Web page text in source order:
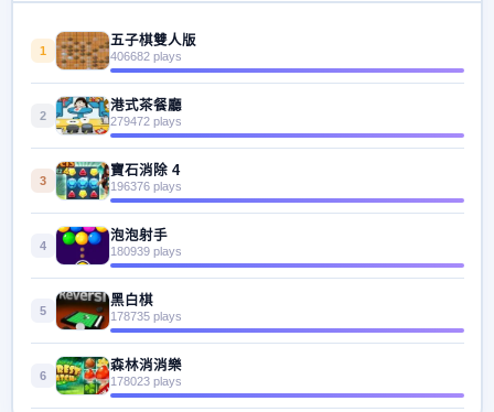
1
五子棋雙人版
406682 plays
2
港式茶餐廳
279472 plays
3
寶石消除 4
196376 plays
4
泡泡射手
180939 plays
5
黑白棋
178735 plays
6
森林消消樂
178023 plays